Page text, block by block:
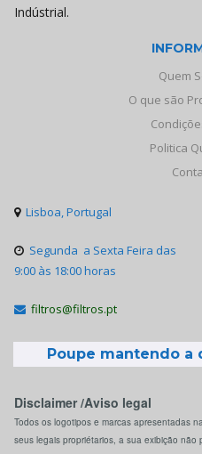
Indústrial.
Quem
O que são
Politica
 Lisboa, Portugal
 Segunda a Sexta Feira das
9:00 às 18:00 horas
 filtros@filtros.pt
Poupe mantendo a
Disclaimer /Aviso legal
Todos os logotipos e marcas apresentadas
seus legais propriétarios, a sua exibição